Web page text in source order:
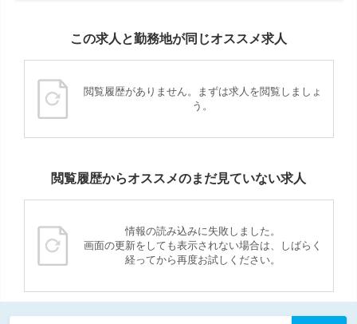
この求人と勤務地が同じオススメ求人
閲覧履歴がありません。まずは求人を閲覧しましょ
う。
閲覧履歴からオススメのまだ見ていない求人
情報の読み込みに失敗しました。
画面の更新をしても表示されない場合は、しばらく
経ってから再度お試しください。